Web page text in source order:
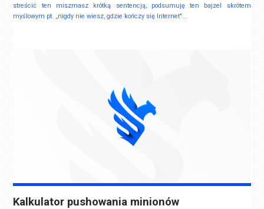
streścić ten miszmasz krótką sentencją, podsumuję ten bajzel skrótem
myślowym pt. ,,nigdy nie wiesz, gdzie kończy się Internet"...
Kalkulator pushowania minionów